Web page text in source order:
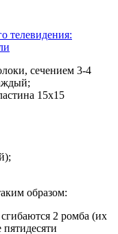
телевидения:
сечением 3-4
15х15
образом:
2 ромба (их